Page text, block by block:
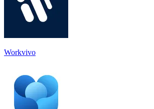
Workvivo